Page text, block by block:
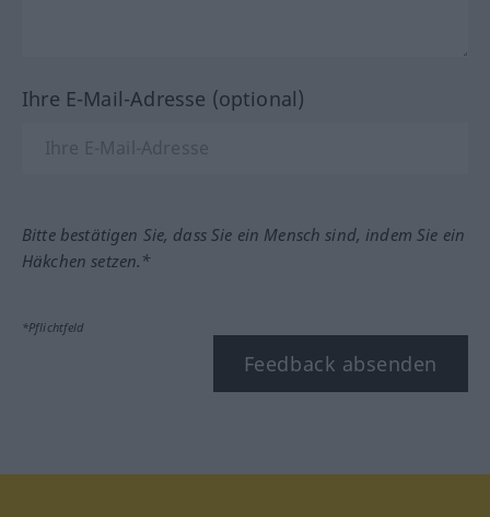
Ihre E-Mail-Adresse (optional)
Bitte bestätigen Sie, dass Sie ein Mensch sind, indem Sie ein
Häkchen setzen.*
*Pflichtfeld
Feedback absenden